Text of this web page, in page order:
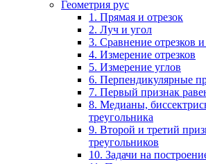
Геометрия рус
1. Прямая и отрезок
2. Луч и угол
3. Сравнение отрезков и
4. Измерение отрезков
5. Измерение углов
6. Перпендикулярные
7. Первый признак
8. Медианы,
треугольника
9. Второй и третий
треугольников
10. Задачи на